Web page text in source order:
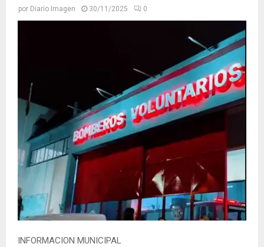
por Diario Imagen 30/11/2025 0
INFORMACION MUNICIPAL